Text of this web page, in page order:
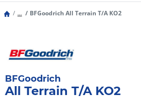
... BFGoodrich All Terrain T/A KO2
BFGoodrich
All Terrain T/A KO2